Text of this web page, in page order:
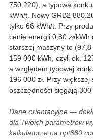
750.220), a typowa
kWh/t. Nowy GRB2
tylko 66 kWh/t. Przy
cenie energii 0,80 zł/
starszej maszyny to
159 000 kWh, czyli ok.
a względem typowej
196 000 zł. Przy
oszczędności sięgają 300
Dane orientacyjne —
dla Twoich parametrów
kalkulatorze na